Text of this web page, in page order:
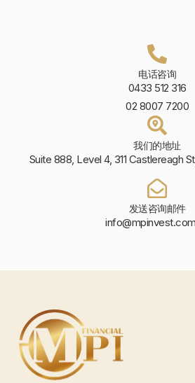
电话咨询
0433 512 316
02 8007 7200
我们的地址
Suite 888, Level 4, 311 Castlereagh
发送咨询邮件